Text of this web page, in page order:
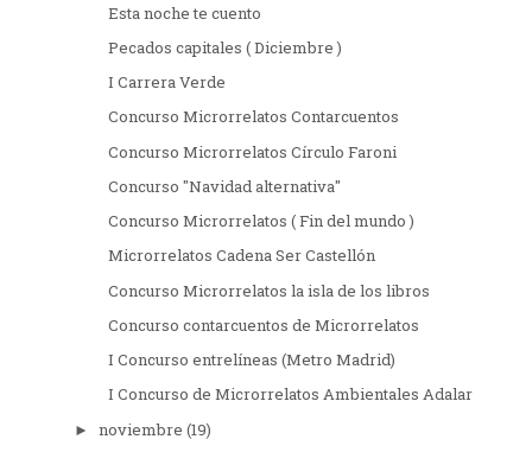
Esta noche te cuento
Pecados capitales ( Diciembre )
I Carrera Verde
Concurso Microrrelatos Contarcuentos
Concurso Microrrelatos Círculo Faroni
Concurso "Navidad alternativa"
Concurso Microrrelatos ( Fin del mundo )
Microrrelatos Cadena Ser Castellón
Concurso Microrrelatos la isla de los libros
Concurso contarcuentos de Microrrelatos
I Concurso entrelíneas (Metro Madrid)
I Concurso de Microrrelatos Ambientales Adalar
► noviembre (19)